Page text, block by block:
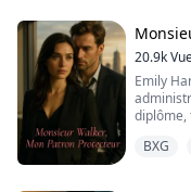
Deux
bureau et
20.9k
Emily
diplôme,
BXG